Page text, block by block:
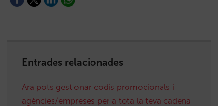
Entrades relacionades
Ara pots gestionar codis promocionals i
agències/empreses per a tota la teva cadena